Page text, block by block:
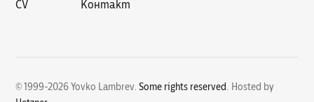
CV
Контакт
© 1999-2026 Yovko Lambrev.Some rights reserved. Hosted by